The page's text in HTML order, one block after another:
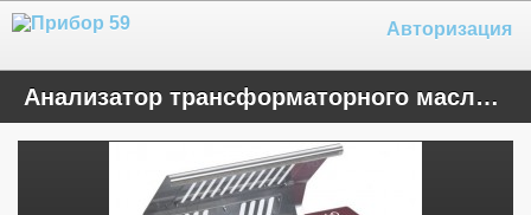
Авторизация
Анализатор трансформаторного масла BA75